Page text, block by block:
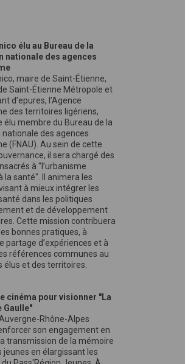
élu au Bureau de la
nationale des agences
maire de Saint-Étienne,
Saint-Étienne Métropole et
d’epures, l’Agence
des territoires ligériens,
élu membre du Bureau de la
nationale des agences
(FNAU). Au sein de cette
il sera chargé des
à "l’urbanisme
la santé". Il animera les
à mieux intégrer les
dans les politiques
et de développement
Cette mission contribuera
bonnes pratiques, à
partage d’expériences et à
références communes au
élus et des territoires.
cinéma pour visionner "La
Gaulle"
Auvergne-Rhône-Alpes
son engagement en
transmission de la mémoire
jeunes en élargissant les